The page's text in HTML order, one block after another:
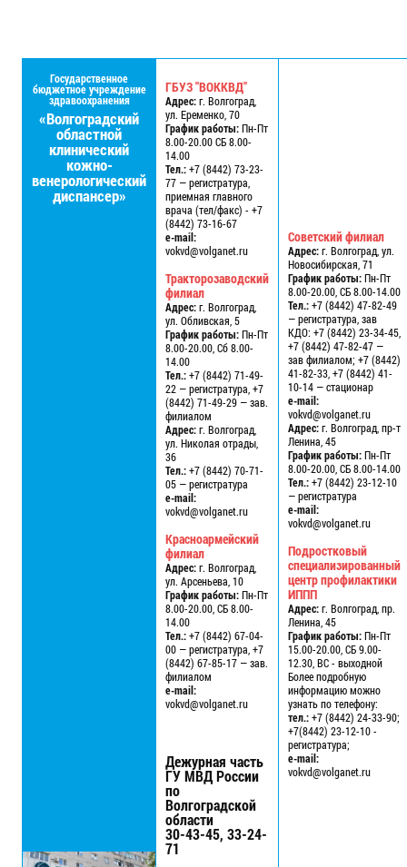
Государственное
бюджетное учреждение
здравоохранения
«Волгоградский
областной
клинический
кожно-
венерологический
диспансер»
ГБУЗ "ВОККВД"
Адрес:г. Волгоград,
ул. Еременко, 70
График работы:Пн-Пт
8.00-20.00 СБ 8.00-
14.00
Тел.:+7 (8442) 73-23-
77 — регистратура,
приемная главного
врача (тел/факс) - +7
(8442) 73-16-67
e-mail:
vokvd@volganet.ru
Тракторозаводский
филиал
Адрес:г. Волгоград,
ул. Обливская, 5
График работы:Пн-Пт
8.00-20.00, Сб 8.00-
14.00
Тел.:+7 (8442) 71-49-
22 — регистратура, +7
(8442) 71-49-29 — зав.
филиалом
Адрес:г. Волгоград,
ул. Николая отрады,
36
Тел.:+7 (8442) 70-71-
05 — регистратура
e-mail:
vokvd@volganet.ru
Красноармейский
филиал
Адрес:г. Волгоград,
ул. Арсеньева, 10
График работы:Пн-Пт
8.00-20.00, СБ 8.00-
14.00
Тел.:+7 (8442) 67-04-
00 — регистратура, +7
(8442) 67-85-17 — зав.
филиалом
e-mail:
vokvd@volganet.ru
Дежурная часть
ГУ МВД России
по
Волгоградской
области
30-43-45, 33-24-
71
Советский филиал
Адрес:г. Волгоград, ул.
Новосибирская, 71
График работы:Пн-Пт
8.00-20.00, СБ 8.00-14.00
Тел.:+7 (8442) 47-82-49
— регистратура, зав
КДО: +7 (8442) 23-34-45,
+7 (8442) 47-82-47 —
зав филиалом; +7 (8442)
41-82-33, +7 (8442) 41-
10-14 — стационар
e-mail:
vokvd@volganet.ru
Адрес:г. Волгоград, пр-т
Ленина, 45
График работы:Пн-Пт
8.00-20.00, СБ 8.00-14.00
Тел.:+7 (8442) 23-12-10
— регистратура
e-mail:
vokvd@volganet.ru
Подростковый
специализированный
центр профилактики
ИППП
Адрес:г. Волгоград, пр.
Ленина, 45
График работы:Пн-Пт
15.00-20.00, СБ 9.00-
12.30, ВС - выходной
Более подробную
информацию можно
узнать по телефону:
тел.:+7 (8442) 24-33-90;
+7(8442) 23-12-10 -
регистратура;
e-mail:
vokvd@volganet.ru